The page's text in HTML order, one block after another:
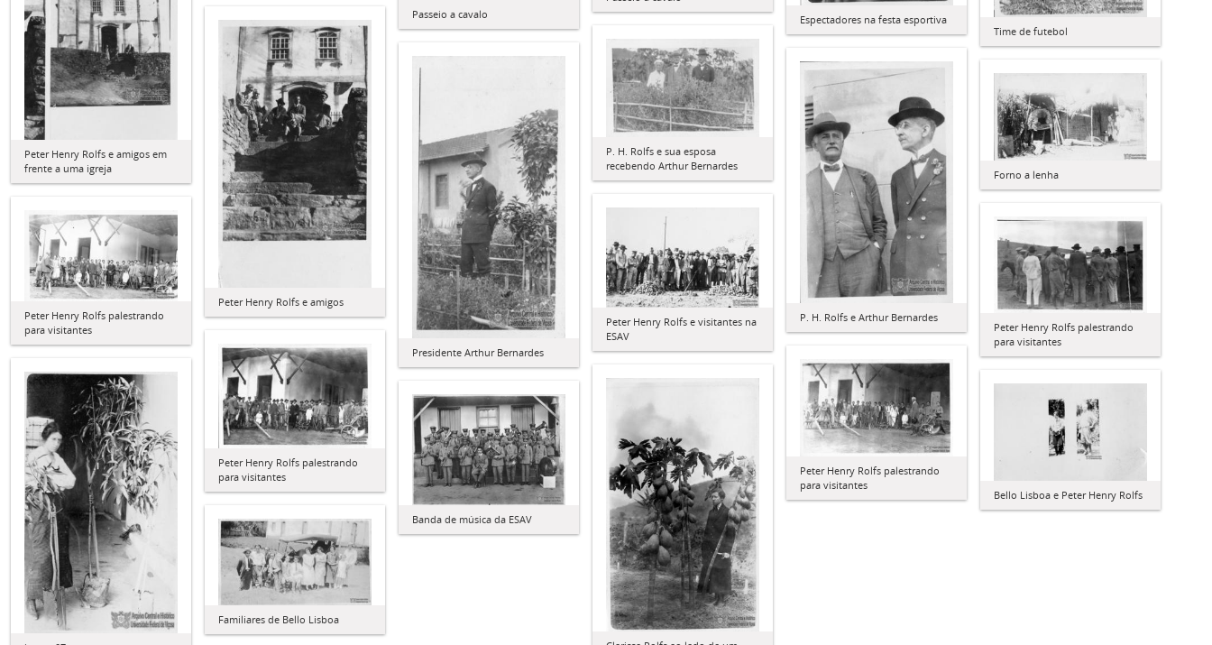
Time de futebol
Espectadores na festa esportiva
Passeio a cavalo
Peter Henry Rolfs e amigos em
frente a uma igreja
Peter Henry Rolfs e amigos
P. H. Rolfs e sua esposa
recebendo Arthur Bernardes
Presidente Arthur Bernardes
P. H. Rolfs e Arthur Bernardes
Forno a lenha
Peter Henry Rolfs e visitantes na
ESAV
Peter Henry Rolfs palestrando
para visitantes
Peter Henry Rolfs palestrando
para visitantes
Peter Henry Rolfs palestrando
para visitantes
Peter Henry Rolfs palestrando
para visitantes
Bello Lisboa e Peter Henry Rolfs
Banda de música da ESAV
Familiares de Bello Lisboa